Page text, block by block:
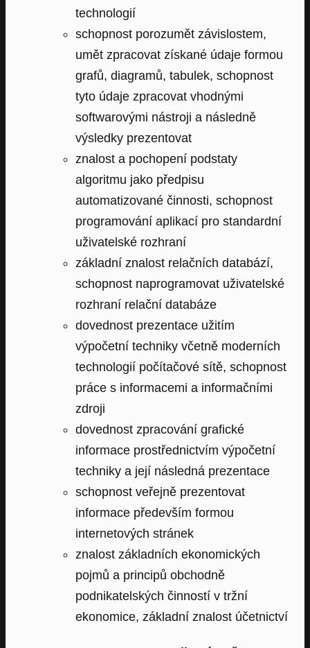
technologií
schopnost porozumět závislostem,
umět zpracovat získané údaje formou
grafů, diagramů, tabulek, schopnost
tyto údaje zpracovat vhodnými
softwarovými nástroji a následně
výsledky prezentovat
znalost a pochopení podstaty
algoritmu jako předpisu
automatizované činnosti, schopnost
programování aplikací pro standardní
uživatelské rozhraní
základní znalost relačních databází,
schopnost naprogramovat uživatelské
rozhraní relační databáze
dovednost prezentace užitím
výpočetní techniky včetně moderních
technologií počítačové sítě, schopnost
práce s informacemi a informačními
zdroji
dovednost zpracování grafické
informace prostřednictvím výpočetní
techniky a její následná prezentace
schopnost veřejně prezentovat
informace především formou
internetových stránek
znalost základních ekonomických
pojmů a principů obchodně
podnikatelských činností v tržní
ekonomice, základní znalost účetnictví